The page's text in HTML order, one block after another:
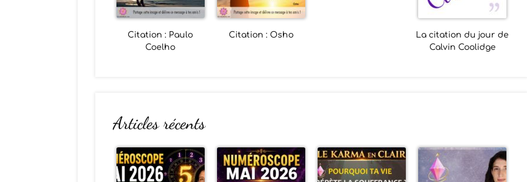
Citation : Paulo
Coelho
Citation : Osho
La citation du jour de
Calvin Coolidge
Articles récents